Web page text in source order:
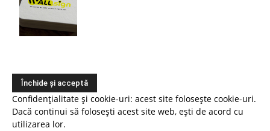
Confidențialitate și cookie-uri: acest site folosește cookie-uri.
Dacă continui să folosești acest site web, ești de acord cu
utilizarea lor.